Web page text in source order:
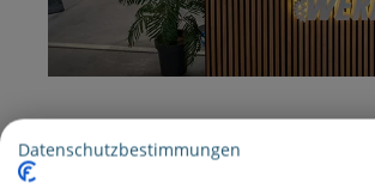
Datenschutzbestimmungen